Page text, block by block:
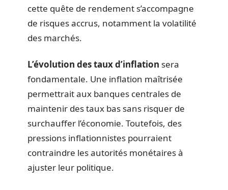
cette quête de rendement s’accompagne
de risques accrus, notamment la volatilité
des marchés.
L’évolution des taux d’inflation sera
fondamentale. Une inflation maîtrisée
permettrait aux banques centrales de
maintenir des taux bas sans risquer de
surchauffer l’économie. Toutefois, des
pressions inflationnistes pourraient
contraindre les autorités monétaires à
ajuster leur politique.